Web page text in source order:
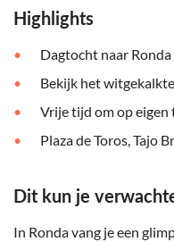
Highlights
Dagtocht naar Ronda
Bekijk het
Vrije tijd om op
Plaza de Toros, Tajo
Dit kun je
In Ronda vang je een